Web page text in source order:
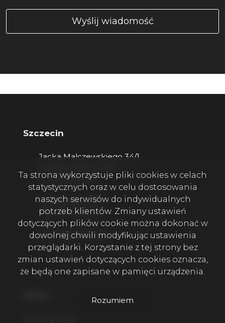
Szczecin
Jacka Malczewskiego 34/1
71-616 Szczecin
+48 530 655 644
+48 795 496 374
biuro@domena.pl
Ta strona wykorzystuje pliki cookies w celach
statystycznych oraz w celu dostosowania
naszych serwisów do indywidualnych
potrzeb klientów. Zmiany ustawień
dotyczących plików cookie można dokonać w
dowolnej chwili modyfikując ustawienia
przeglądarki. Korzystanie z tej strony bez
zmian ustawień dotyczących cookies oznacza,
że będą one zapisane w pamięci urządzenia.
Rozumiem